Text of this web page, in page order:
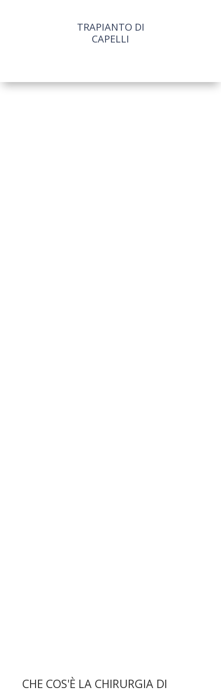
TRAPIANTO DI
CAPELLI
CHE COS'È LA CHIRURGIA DI